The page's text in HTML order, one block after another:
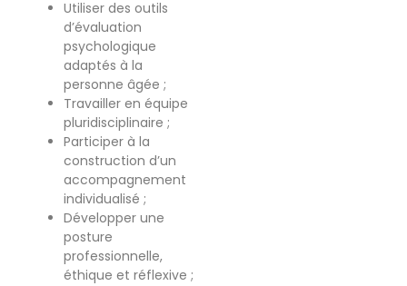
Utiliser des outils
d’évaluation
psychologique
adaptés à la
personne âgée ;
Travailler en équipe
pluridisciplinaire ;
Participer à la
construction d’un
accompagnement
individualisé ;
Développer une
posture
professionnelle,
éthique et réflexive ;